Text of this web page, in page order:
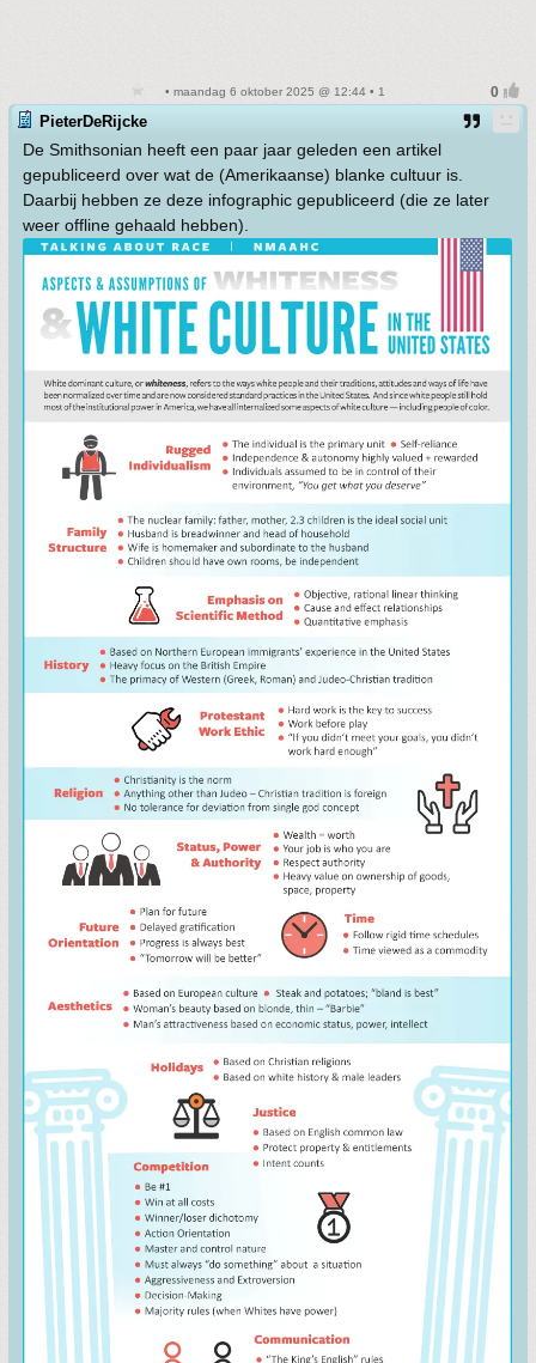
• maandag 6 oktober 2025 @ 12:44 • 1
PieterDeRijcke
De Smithsonian heeft een paar jaar geleden een artikel
gepubliceerd over wat de (Amerikaanse) blanke cultuur is.
Daarbij hebben ze deze infographic gepubliceerd (die ze later
weer offline gehaald hebben).